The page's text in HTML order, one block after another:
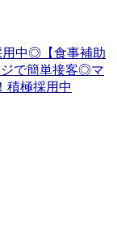
用中◎【食事補助
ジで簡単接客◎マ
積極採用中